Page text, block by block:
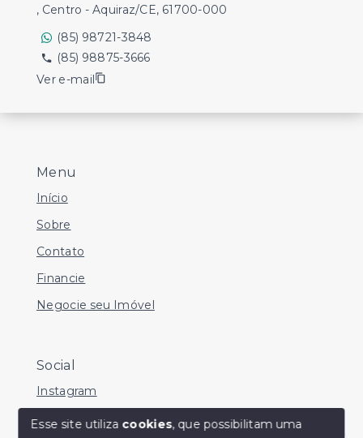
Menu
Início
Sobre
Contato
Financie
Negocie seu Imóvel
Social
Instagram
Facebook
, Centro - Aquiraz/CE, 61700-000
(85) 98721-3848
(85) 98875-3666
Ver e-mail
Esse site utiliza cookies, que possibilitam uma